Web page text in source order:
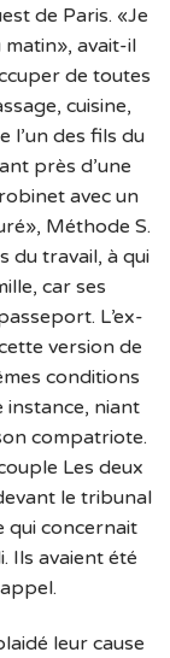
de Paris. «Je
matin», avait-il
de toutes
cuisine,
l’un des fils du
près d’une
avec un
Méthode S.
du travail, à qui
car ses
L’ex-
version de
conditions
instance, niant
compatriote.
Les deux
le tribunal
qui concernait
Ils avaient été
leur cause